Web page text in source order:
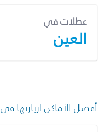
عطلات في
العين
أفضل الأماكن لزيارتها في